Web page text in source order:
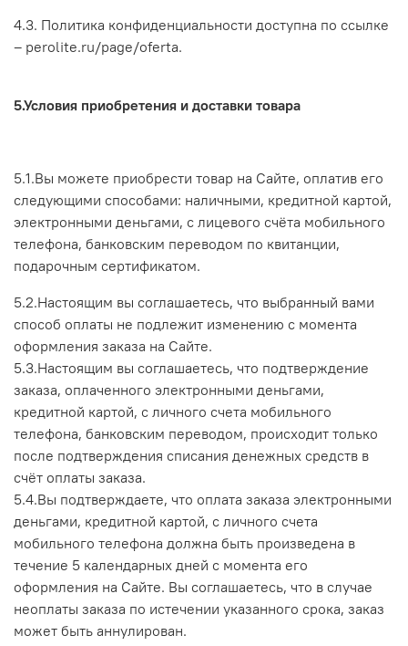
4.3. Политика конфиденциальности доступна по ссылке
– perolite.ru/page/oferta.
5.Условия приобретения и доставки товара
5.1.Вы можете приобрести товар на Сайте, оплатив его
следующими способами: наличными, кредитной картой,
электронными деньгами, с лицевого счёта мобильного
телефона, банковским переводом по квитанции,
подарочным сертификатом.
5.2.Настоящим вы соглашаетесь, что выбранный вами
способ оплаты не подлежит изменению с момента
оформления заказа на Сайте.
5.3.Настоящим вы соглашаетесь, что подтверждение
заказа, оплаченного электронными деньгами,
кредитной картой, с личного счета мобильного
телефона, банковским переводом, происходит только
после подтверждения списания денежных средств в
счёт оплаты заказа.
5.4.Вы подтверждаете, что оплата заказа электронными
деньгами, кредитной картой, с личного счета
мобильного телефона должна быть произведена в
течение 5 календарных дней с момента его
оформления на Сайте. Вы соглашаетесь, что в случае
неоплаты заказа по истечении указанного срока, заказ
может быть аннулирован.